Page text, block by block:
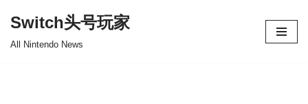
Switch头号玩家
All Nintendo News